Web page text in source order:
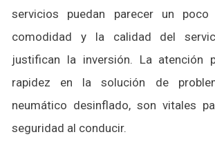
servicios puedan parecer un
comodidad y la calidad del
justifican la inversión. La atención
rapidez en la solución de
neumático desinflado, son vitales
seguridad al conducir.